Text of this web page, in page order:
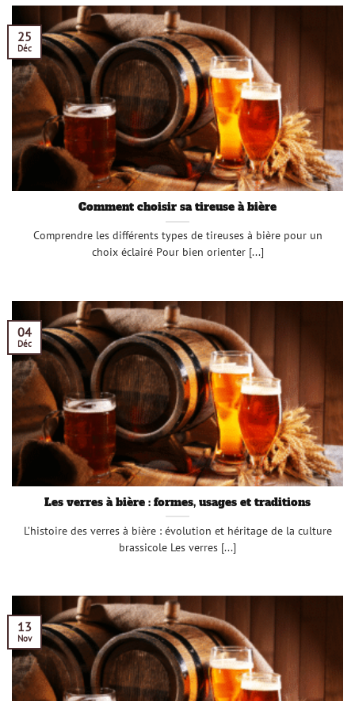
Comment choisir sa tireuse à bière
Comprendre les différents types de tireuses à bière pour un
choix éclairé Pour bien orienter [...]
25
Déc
Les verres à bière : formes, usages et traditions
L’histoire des verres à bière : évolution et héritage de la culture
brassicole Les verres [...]
04
Déc
13
Nov